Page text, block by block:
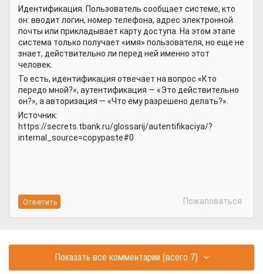
Идентификация. Пользователь сообщает системе, кто
он: вводит логин, номер телефона, адрес электронной
почты или прикладывает карту доступа. На этом этапе
система только получает «имя» пользователя, но еще не
знает, действительно ли перед ней именно этот
человек.
То есть, идентификация отвечает на вопрос «Кто
передо мной?», аутентификация — «Это действительно
он?», а авторизация — «Что ему разрешено делать?».
Источник:
https://secrets.tbank.ru/glossarij/autentifikaciya/?
internal_source=copypaste#0
Пожаловаться
Показать все комментарии(всего 7)